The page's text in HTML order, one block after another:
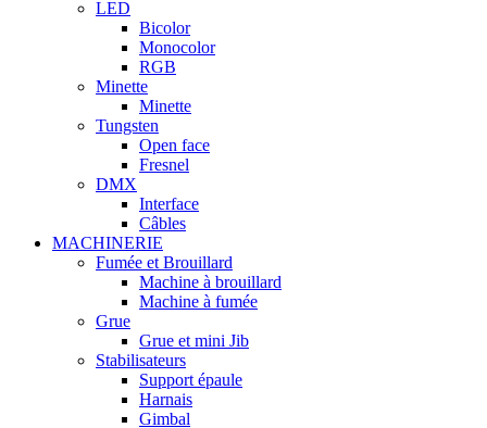
LED
Bicolor
Monocolor
RGB
Minette
Minette
Tungsten
Open face
Fresnel
DMX
Interface
Câbles
MACHINERIE
Fumée et Brouillard
Machine à brouillard
Machine à fumée
Grue
Grue et mini Jib
Stabilisateurs
Support épaule
Harnais
Gimbal